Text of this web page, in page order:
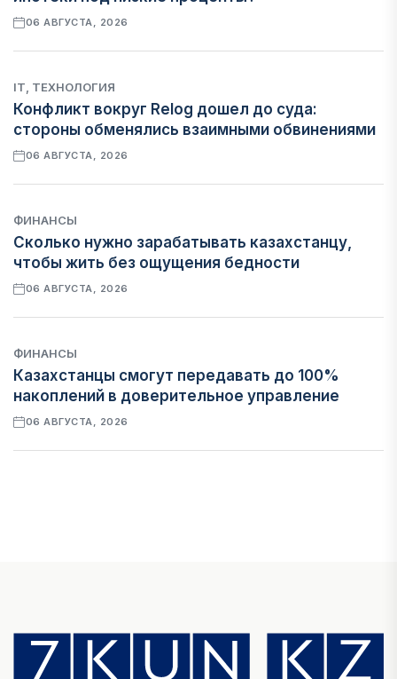
06 АВГУСТА, 2026
IT, ТЕХНОЛОГИЯ
Конфликт вокруг Relog дошел до суда:
стороны обменялись взаимными обвинениями
06 АВГУСТА, 2026
ФИНАНСЫ
Сколько нужно зарабатывать казахстанцу,
чтобы жить без ощущения бедности
06 АВГУСТА, 2026
ФИНАНСЫ
Казахстанцы смогут передавать до 100%
накоплений в доверительное управление
06 АВГУСТА, 2026
На что Казахстан потратил больше всего в
нежилом строительстве